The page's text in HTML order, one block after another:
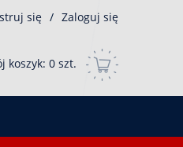
się / Zaloguj się
koszyk: 0 szt.